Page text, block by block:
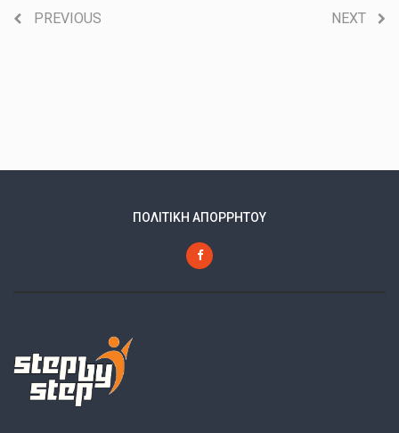
PREVIOUS NEXT
ΠΟΛΙΤΙΚΗ ΑΠΟΡΡΗΤΟΥ